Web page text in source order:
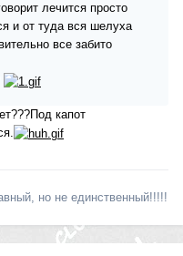
лечится просто
и от туда вся шелуха
все забито
капот
но не единственный!!!!!